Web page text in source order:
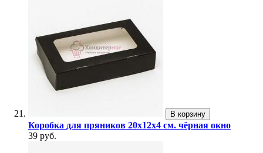
В корзину
Коробка для пряников 20х12х4 см. чёрная окно
39 руб.